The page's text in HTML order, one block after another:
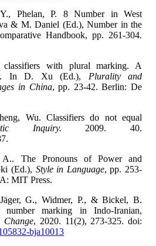
Phelan, P. 8 Number in West
& M. Daniel (Ed.), Number in the
Handbook, pp. 261-304.
with plural marking. A
In D. Xu (Ed.), Plurality and
in China, pp. 23-42. Berlin: De
Wu. Classifiers do not equal
Inquiry. 2009. 40.
The Pronouns of Power and
(Ed.), Style in Language, pp. 253-
MIT Press.
G., Widmer, P., & Bickel, B.
number marking in Indo-Iranian,
Change, 2020. 11(2), 273-325. doi:
bja10013